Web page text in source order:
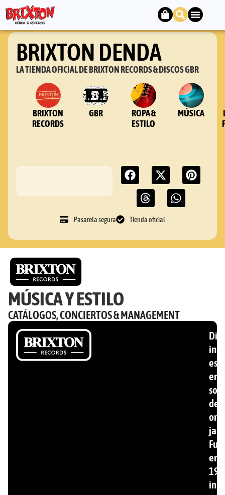
BRIXTON DENDA
LA TIENDA OFICIAL DE BRIXTON RECORDS & DISCOS GBR
BRIXTON
RECORDS
GBR
ROPA &
ESTILO
MÚSICA
Pasarela segura Tienda oficial
MÚSICA Y ESTILO
CATÁLOGOS, CONCIERTOS & MANAGEMENT
en
de
en